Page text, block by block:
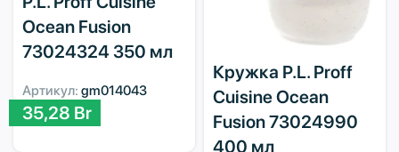
Ocean Fusion
73024324 350 мл
Артикул: gm014043
35,28 Br
Кружка P.L. Proff
Cuisine Ocean
Fusion 73024990
400 мл